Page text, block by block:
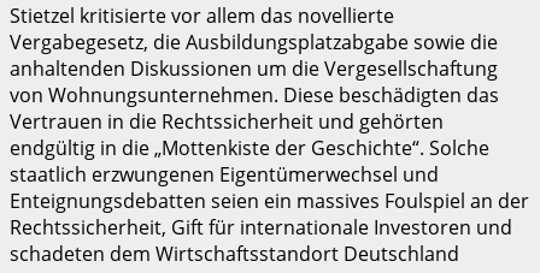
Stietzel kritisierte vor allem das novellierte
Vergabegesetz, die Ausbildungsplatzabgabe sowie die
anhaltenden Diskussionen um die Vergesellschaftung
von Wohnungsunternehmen. Diese beschädigten das
Vertrauen in die Rechtssicherheit und gehörten
endgültig in die „Mottenkiste der Geschichte“. Solche
staatlich erzwungenen Eigentümerwechsel und
Enteignungsdebatten seien ein massives Foulspiel an der
Rechtssicherheit, Gift für internationale Investoren und
schadeten dem Wirtschaftsstandort Deutschland